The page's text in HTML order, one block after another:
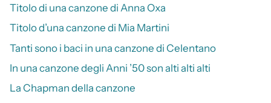
Titolo di una canzone di Anna Oxa
Titolo d’una canzone di Mia Martini
Tanti sono i baci in una canzone di Celentano
In una canzone degli Anni ’50 son alti alti alti
La Chapman della canzone